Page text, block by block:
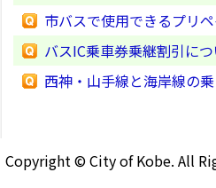
市バスで使用できるプリ
バスIC乗車券乗継割引につ
西神・山手線と海岸線の
Copyright © City of Kobe. All